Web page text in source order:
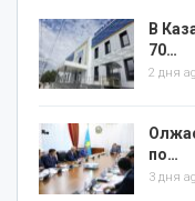
В
70…
2 дня
по…
3 дня